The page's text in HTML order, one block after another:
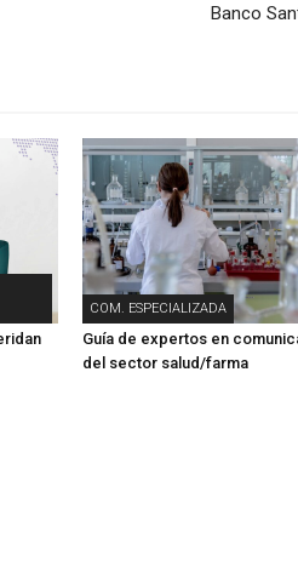
Banco
COM. ESPECIALIZADA
Guía de expertos en
del sector salud/farma